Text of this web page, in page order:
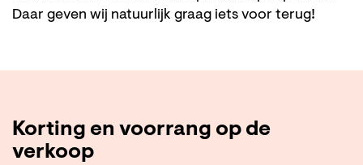
Daar geven wij natuurlijk graag iets voor terug!
Korting en voorrang op de
verkoop